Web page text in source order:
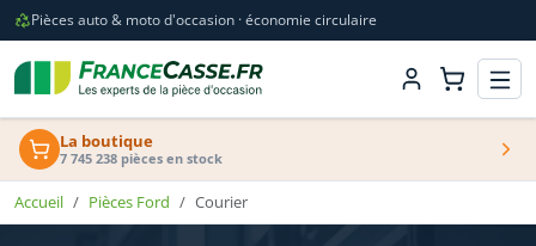
Pièces auto & moto d'occasion · économie circulaire
La boutique
7 745 238 pièces en stock
Accueil Pièces Ford Courier